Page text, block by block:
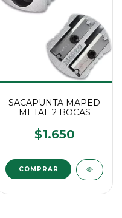
SACAPUNTA MAPED
METAL 2 BOCAS
$1.650